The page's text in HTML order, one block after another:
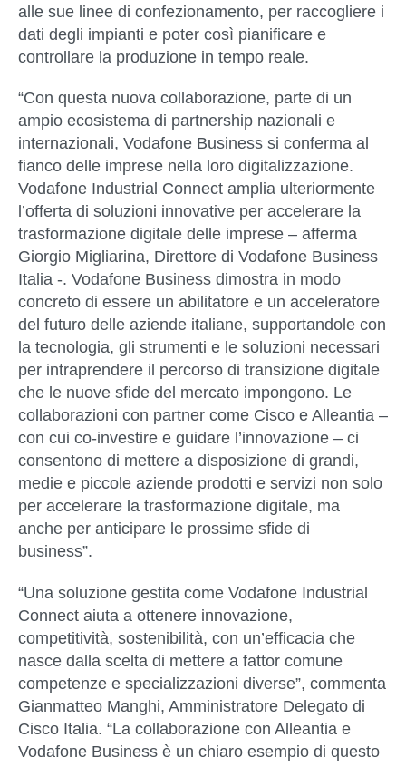
alle sue linee di confezionamento, per raccogliere i
dati degli impianti e poter così pianificare e
controllare la produzione in tempo reale.
“Con questa nuova collaborazione, parte di un
ampio ecosistema di partnership nazionali e
internazionali, Vodafone Business si conferma al
fianco delle imprese nella loro digitalizzazione.
Vodafone Industrial Connect amplia ulteriormente
l’offerta di soluzioni innovative per accelerare la
trasformazione digitale delle imprese – afferma
Giorgio Migliarina, Direttore di Vodafone Business
Italia -. Vodafone Business dimostra in modo
concreto di essere un abilitatore e un acceleratore
del futuro delle aziende italiane, supportandole con
la tecnologia, gli strumenti e le soluzioni necessari
per intraprendere il percorso di transizione digitale
che le nuove sfide del mercato impongono. Le
collaborazioni con partner come Cisco e Alleantia –
con cui co-investire e guidare l’innovazione – ci
consentono di mettere a disposizione di grandi,
medie e piccole aziende prodotti e servizi non solo
per accelerare la trasformazione digitale, ma
anche per anticipare le prossime sfide di
business”.
“Una soluzione gestita come Vodafone Industrial
Connect aiuta a ottenere innovazione,
competitività, sostenibilità, con un’efficacia che
nasce dalla scelta di mettere a fattor comune
competenze e specializzazioni diverse”, commenta
Gianmatteo Manghi, Amministratore Delegato di
Cisco Italia. “La collaborazione con Alleantia e
Vodafone Business è un chiaro esempio di questo